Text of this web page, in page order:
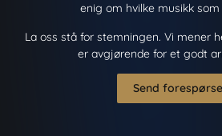
enig om hvilke musikk som
La oss stå for stemningen. Vi mener
er avgjørende for et godt
Send